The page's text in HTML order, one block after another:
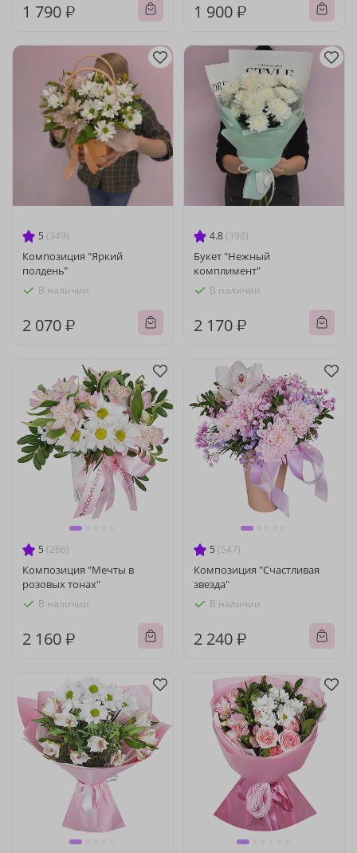
1 790 ₽ 1 900 ₽
5 (349)
Композиция "Яркий
полдень"
В наличии
2 070 ₽
4.8 (398)
Букет "Нежный
комплимент"
В наличии
2 170 ₽
5 (266)
Композиция "Мечты в
розовых тонах"
В наличии
2 160 ₽
5 (547)
Композиция "Счастливая
звезда"
В наличии
2 240 ₽